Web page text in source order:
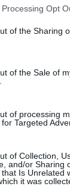
Opt
of the Sharing
of the Sale of
of processing
Targeted
of Collection,
and/or Sharing
Is Unrelated
it was
∆ελτίο
Το
Κοπή
καλάµι &
(ανδρών -